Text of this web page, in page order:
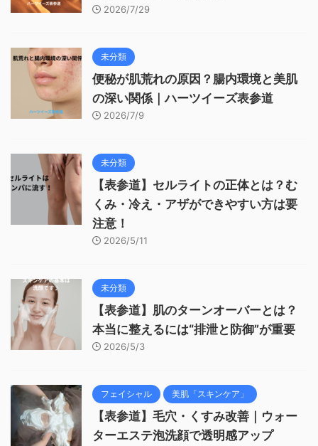
2026/7/29
未分類
便秘が肌荒れの原因？腸内環境と美肌
の深い関係｜ハーツイーズ表参道
2026/7/9
未分類
【表参道】セルライトの正体とは？む
くみ・冷え・アザができやすい方は要
注意！
2026/5/11
未分類
【表参道】肌のターンオーバーとは？
本当に整えるには“排泄と防御”が重要
2026/5/3
フェイシャル 美肌「スキンケア」
【表参道】毛穴・くすみ改善｜ウォー
ターエステ泡洗顔で透明感アップ